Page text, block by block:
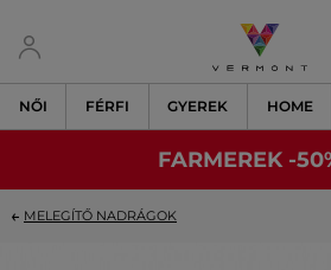
NŐI FÉRFI GYEREK HOME
FARMEREK -
MELEGÍTŐ NADRÁGOK